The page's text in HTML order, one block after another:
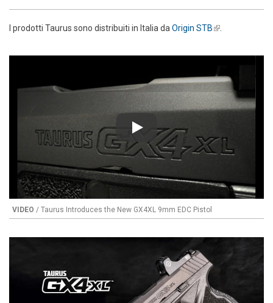
I prodotti Taurus sono distribuiti in Italia da Origin STB(link is
Play
VIDEO / Taurus Introduces the New GX4XL 9mm EDC Pistol